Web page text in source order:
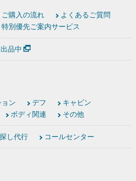
ご購入の流れ
よくあるご質問
特別優先ご案内サービス
品中
ョン デフ
キャビン
ボディ関連 その他
し代行 コールセンター